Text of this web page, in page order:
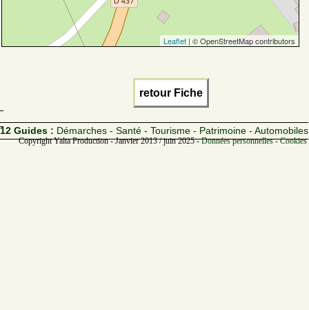
Leaflet | © OpenStreetMap contributors
retour Fiche
12 Guides : Démarches - Santé - Tourisme - Patrimoine - Automobiles
Copyright Yalta Production - Janvier 2013 / juin 2025 -Données personnelles -